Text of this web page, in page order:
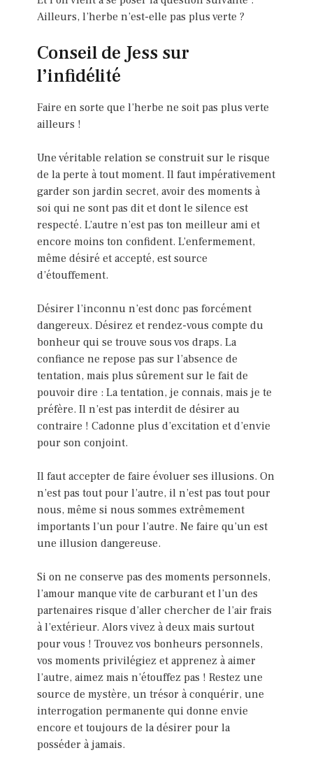
Ailleurs, l’herbe n’est-elle pas plus verte ?
Conseil de Jess sur
l’infidélité
Faire en sorte que l’herbe ne soit pas plus verte
ailleurs !
Une véritable relation se construit sur le risque
de la perte à tout moment. Il faut impérativement
garder son jardin secret, avoir des moments à
soi qui ne sont pas dit et dont le silence est
respecté. L’autre n’est pas ton meilleur ami et
encore moins ton confident. L’enfermement,
même désiré et accepté, est source
d’étouffement.
Désirer l’inconnu n’est donc pas forcément
dangereux. Désirez et rendez-vous compte du
bonheur qui se trouve sous vos draps. La
confiance ne repose pas sur l’absence de
tentation, mais plus sûrement sur le fait de
pouvoir dire : La tentation, je connais, mais je te
préfère. Il n’est pas interdit de désirer au
contraire ! Cadonne plus d’excitation et d’envie
pour son conjoint.
Il faut accepter de faire évoluer ses illusions. On
n’est pas tout pour l’autre, il n’est pas tout pour
nous, même si nous sommes extrêmement
importants l’un pour l’autre. Ne faire qu’un est
une illusion dangereuse.
Si on ne conserve pas des moments personnels,
l’amour manque vite de carburant et l’un des
partenaires risque d’aller chercher de l’air frais
à l’extérieur. Alors vivez à deux mais surtout
pour vous ! Trouvez vos bonheurs personnels,
vos moments privilégiez et apprenez à aimer
l’autre, aimez mais n’étouffez pas ! Restez une
source de mystère, un trésor à conquérir, une
interrogation permanente qui donne envie
encore et toujours de la désirer pour la
posséder à jamais.